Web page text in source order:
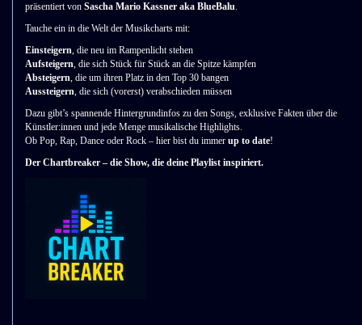
präsentiert von Sascha Mario Kassner aka BlueBalu.
Tauche ein in die Welt der Musikcharts mit:
Einsteigern, die neu im Rampenlicht stehen
Aufsteigern, die sich Stück für Stück an die Spitze kämpfen
Absteigern, die um ihren Platz in den Top 30 bangen
Aussteigern, die sich (vorerst) verabschieden müssen
Dazu gibt’s spannende Hintergrundinfos zu den Songs, exklusive Fakten über die
Künstler:innen und jede Menge musikalische Highlights.
Ob Pop, Rap, Dance oder Rock – hier bist du immer up to date!
Der Chartbreaker – die Show, die deine Playlist inspiriert.